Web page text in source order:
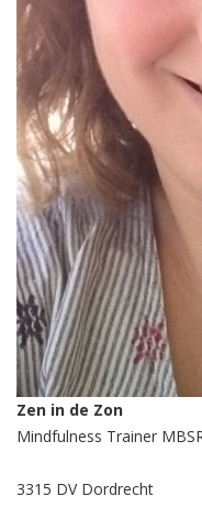
Zen in de Zon
Mindfulness Trainer
3315 DV Dordrecht